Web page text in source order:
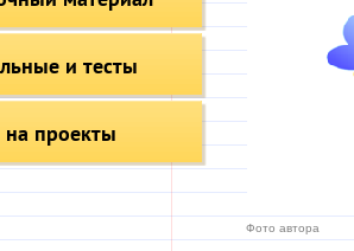
и тесты
проекты
Фото автора